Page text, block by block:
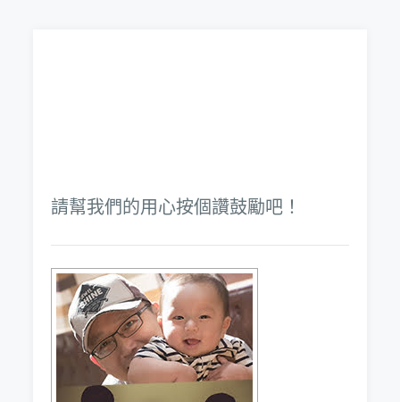
請幫我們的用心按個讚鼓勵吧！